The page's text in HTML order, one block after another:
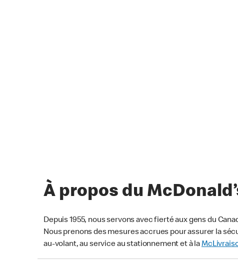
À propos du
Depuis 1955, nous servons avec fierté aux gens du
Nous prenons des mesures accrues pour assurer la
au-volant, au service au stationnement et à la